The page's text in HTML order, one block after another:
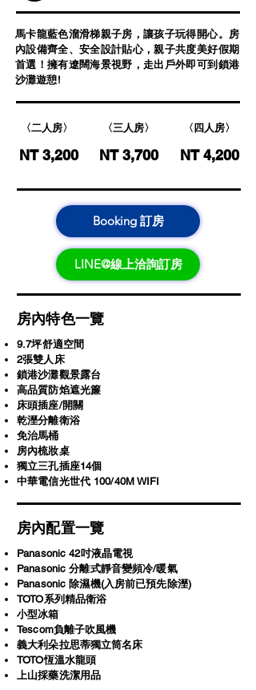
馬卡龍藍色溜滑梯親子房，讓孩子玩得開心。房
內設備齊全、安全設計貼心，親子共度美好假期
首選！擁有遼闊海景視野，走出戶外即可到鎖港
沙灘遊憩!
〈二人房〉
NT 3,200
〈三人房〉
NT 3,700
〈四人房〉
NT 4,200
Booking 訂房
LINE@線上洽詢訂房
房內特色一覽
9.7坪舒適空間
2張雙人床
鎖港沙灘觀景露台
高品質防焰遮光簾
床頭插座/開關
乾溼分離衛浴
​免治馬桶
房內梳妝桌
獨立三孔插座14個
中華電信光世代 100/40M WIFI
房內配置一覽
Panasonic 42吋液晶電視
Panasonic 分離式靜音變頻冷/暖氣
Panasonic 除濕機(入房前已預先除溼)
TOTO系列精品衛浴
小型冰箱
Tescom負離子吹風機
義大利朵拉思蒂獨立筒名床
​TOTO恆溫水龍頭
上山採藥洗潔用品